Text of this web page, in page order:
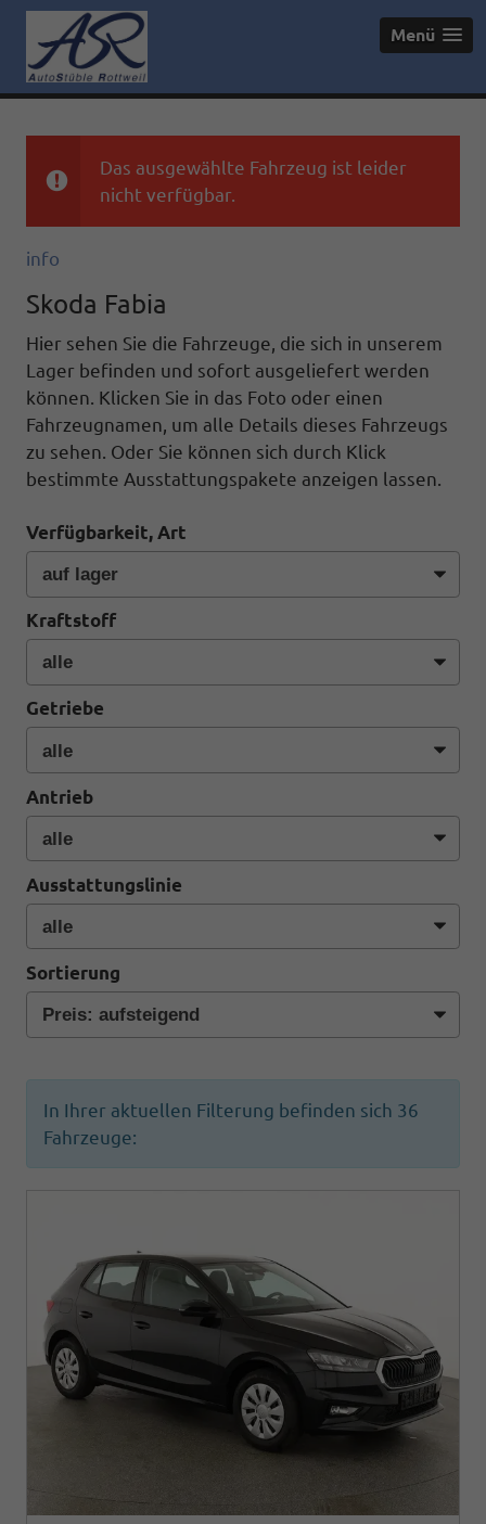
Menü
Das ausgewählte Fahrzeug ist leider
nicht verfügbar.
info
Skoda Fabia
Hier sehen Sie die Fahrzeuge, die sich in unserem
Lager befinden und sofort ausgeliefert werden
können. Klicken Sie in das Foto oder einen
Fahrzeugnamen, um alle Details dieses Fahrzeugs
zu sehen. Oder Sie können sich durch Klick
bestimmte Ausstattungspakete anzeigen lassen.
Verfügbarkeit, Art
Kraftstoff
Getriebe
Antrieb
Ausstattungslinie
Sortierung
In Ihrer aktuellen Filterung befinden sich 36
Fahrzeuge: